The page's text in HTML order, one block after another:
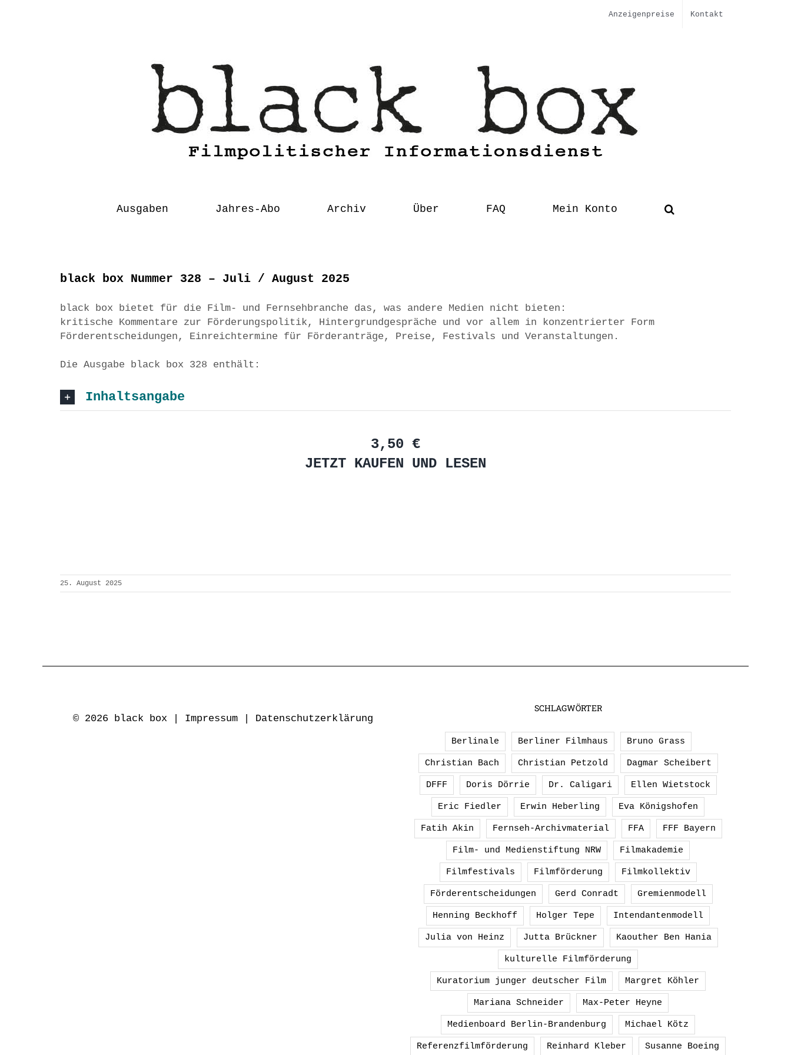
Anzeigenpreise Kontakt
Ausgaben Jahres-Abo Archiv Über FAQ Mein Konto
black box Nummer 328 – Juli / August 2025
black box bietet für die Film- und Fernsehbranche das, was andere Medien nicht bieten:
kritische Kommentare zur Förderungspolitik, Hintergrundgespräche und vor allem in konzentrierter Form
Förderentscheidungen, Einreichtermine für Förderanträge, Preise, Festivals und Veranstaltungen.
Die Ausgabe black box 328 enthält:
Inhaltsangabe
3,50 €
JETZT KAUFEN UND LESEN
25. August 2025
© 2026 black box | Impressum Datenschutzerklärung
SCHLAGWÖRTER
Berlinale Berliner Filmhaus Bruno Grass
Christian Bach Christian Petzold Dagmar Scheibert
DFFF Doris Dörrie Dr. Caligari Ellen Wietstock
Eric Fiedler Erwin Heberling Eva Königshofen
Fatih Akin Fernseh-Archivmaterial FFA FFF Bayern
Film- und Medienstiftung NRW Filmakademie
Filmfestivals Filmförderung Filmkollektiv
Förderentscheidungen Gerd Conradt Gremienmodell
Henning Beckhoff Holger Tepe Intendantenmodell
Julia von Heinz Jutta Brückner Kaouther Ben Hania
kulturelle Filmförderung
Kuratorium junger deutscher Film Margret Köhler
Mariana Schneider Max-Peter Heyne
Medienboard Berlin-Brandenburg Michael Kötz
Referenzfilmförderung Reinhard Kleber Susanne Boeing